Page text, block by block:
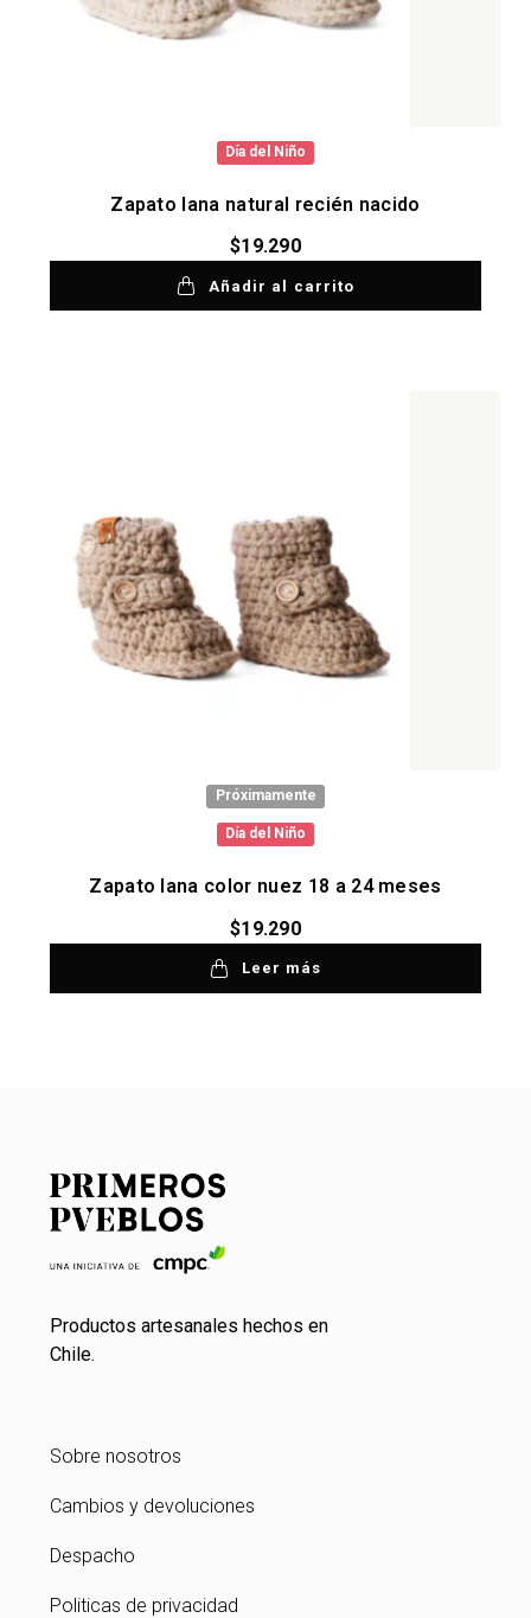
Día del Niño
Zapato lana natural recién nacido
$19.290
Añadir al carrito
Próximamente
Día del Niño
Zapato lana color nuez 18 a 24 meses
$19.290
Leer más
Productos artesanales hechos en
Chile.
Sobre nosotros
Cambios y devoluciones
Despacho
Politicas de privacidad